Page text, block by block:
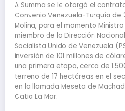
A Summa se le otorgó el
Convenio Venezuela-Turquía de
Molina, para el momento
miembro de la Dirección
Socialista Unido de Venezuela
inversión de 101 millones de
una primera etapa, cerca de
terreno de 17 hectáreas en el
en la llamada Meseta de
Catia La Mar.